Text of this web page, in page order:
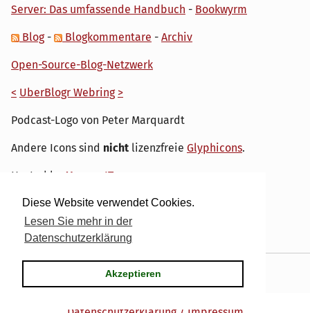
Diese Website verwendet Cookies.
Lesen Sie mehr in der
Datenschutzerklärung
Akzeptieren
Server: Das umfassende Handbuch - Bookwyrm
Blog- Blogkommentare - Archiv
Open-Source-Blog-Netzwerk
< UberBlogr Webring >
Podcast-Logo von Peter Marquardt
Andere Icons sind nicht lizenzfreie Glyphicons.
Hosted by My own IT.
Serendipity& the dirk